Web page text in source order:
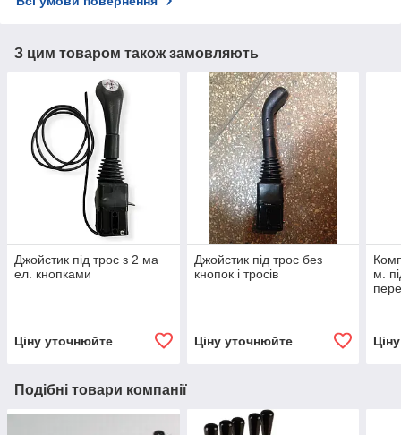
З цим товаром також замовляють
Джойстик під трос з 2 ма
ел. кнопками
Ціну уточнюйте
Джойстик під трос без
кнопок і тросів
Ціну уточнюйте
м.
Подібні товари компанії